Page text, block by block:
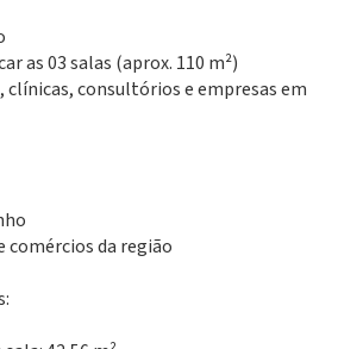
as 03 salas (aprox. 110 m²)
clínicas, consultórios e empresas em
comércios da região